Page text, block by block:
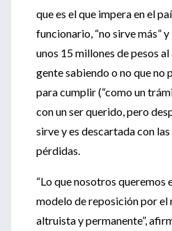
que es el que impera en el
funcionario, “no sirve más”
unos 15 millones de pesos al
gente sabiendo o no que no
para cumplir (“como un
con un ser querido, pero
sirve y es descartada con
pérdidas.
“Lo que nosotros queremos
modelo de reposición por
altruista y permanente”,